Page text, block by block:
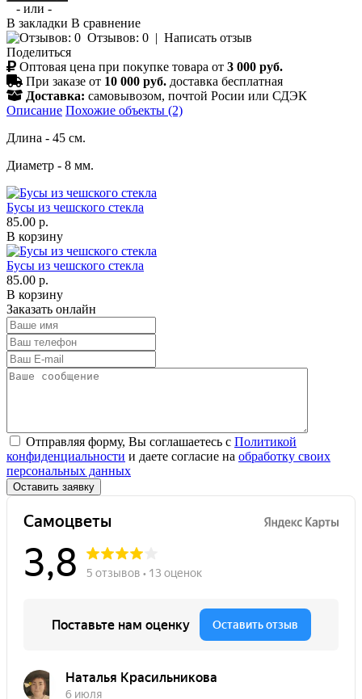
- или -
В закладки В сравнение
Отзывов: 0 | Написать отзыв
Поделиться
Оптовая цена при покупке товара от 3 000 руб.
При заказе от 10 000 руб. доставка бесплатная
Доставка: самовывозом, почтой Росии или СДЭК
Описание Похожие объекты (2)
Длина - 45 см.
Диаметр - 8 мм.
Бусы из чешского стекла
85.00 р.
В корзину
Бусы из чешского стекла
85.00 р.
В корзину
Заказать онлайн
Отправляя форму, Вы соглашаетесь с Политикой
конфиденциальности и даете согласие на обработку своих
персональных данных